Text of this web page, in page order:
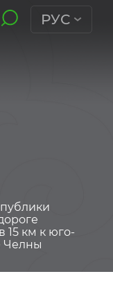
РУС
15 км к юго-
Челны